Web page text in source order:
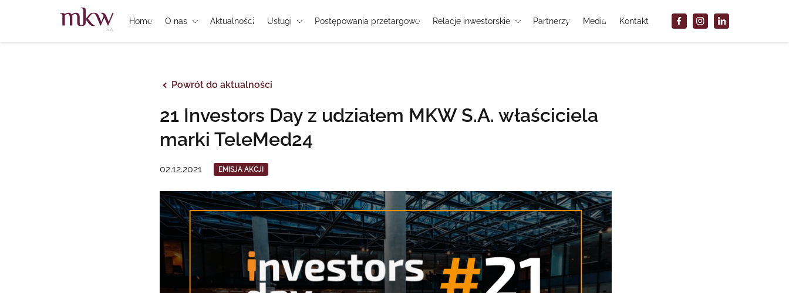
Home O nas Aktualności Usługi Postępowania przetargowe Relacje inwestorskie Partnerzy Media Kontakt
Powrót do aktualności
21 Investors Day z udziałem MKW S.A. właściciela
marki TeleMed24
02.12.2021 EMISJA AKCJI